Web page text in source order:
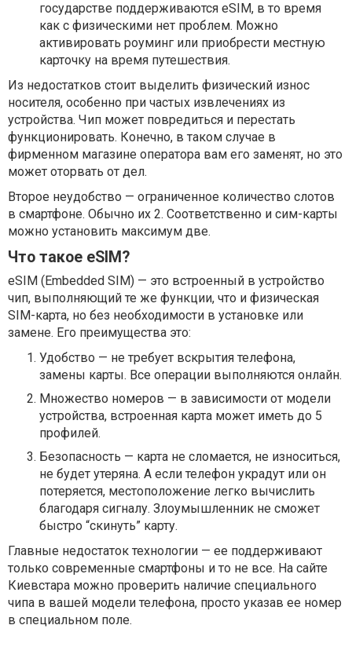
государстве поддерживаются eSIM, в то время
как с физическими нет проблем. Можно
активировать роуминг или приобрести местную
карточку на время путешествия.
Из недостатков стоит выделить физический износ
носителя, особенно при частых извлечениях из
устройства. Чип может повредиться и перестать
функционировать. Конечно, в таком случае в
фирменном магазине оператора вам его заменят, но это
может оторвать от дел.
Второе неудобство — ограниченное количество слотов
в смартфоне. Обычно их 2. Соответственно и сим-карты
можно установить максимум две.
Что такое eSIM?
eSIM (Embedded SIM) — это встроенный в устройство
чип, выполняющий те же функции, что и физическая
SIM-карта, но без необходимости в установке или
замене. Его преимущества это:
Удобство — не требует вскрытия телефона,
замены карты. Все операции выполняются онлайн.
Множество номеров — в зависимости от модели
устройства, встроенная карта может иметь до 5
профилей.
Безопасность — карта не сломается, не износиться,
не будет утеряна. А если телефон украдут или он
потеряется, местоположение легко вычислить
благодаря сигналу. Злоумышленник не сможет
быстро “скинуть” карту.
Главные недостаток технологии — ее поддерживают
только современные смартфоны и то не все. На сайте
Киевстара можно проверить наличие специального
чипа в вашей модели телефона, просто указав ее номер
в специальном поле.